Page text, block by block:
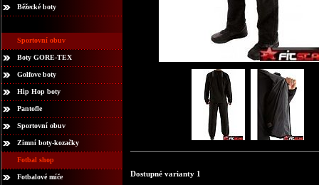
Běžecké boty
Sportovní obuv
Boty GORE-TEX
Golfove boty
Hip Hop boty
Pantofle
Sportovní obuv
Zimní boty-kozačky
Fotbal shop
Fotbalové míče Dostupné varianty 1